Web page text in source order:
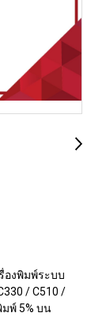
องพิมพ์ระบบ
/ C510 /
มพ์ 5% บน